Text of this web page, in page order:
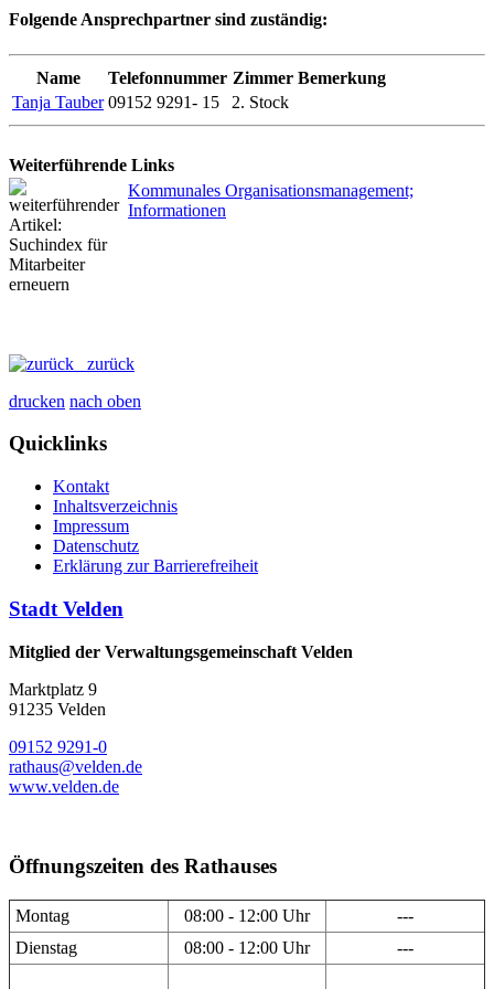
Folgende Ansprechpartner sind zuständig:
Name Telefonnummer Zimmer Bemerkung
Tanja Tauber 09152 9291- 15 2. Stock
Weiterführende Links
Kommunales Organisationsmanagement;
Informationen
zurück
drucken nach oben
Quicklinks
Kontakt
Inhaltsverzeichnis
Impressum
Datenschutz
Erklärung zur Barrierefreiheit
Stadt Velden
Mitglied der Verwaltungsgemeinschaft Velden
Marktplatz 9
91235 Velden
09152 9291-0
rathaus@velden.de
www.velden.de
Öffnungszeiten des Rathauses
Montag 08:00 - 12:00 Uhr
---
Dienstag
08:00 - 12:00 Uhr ---